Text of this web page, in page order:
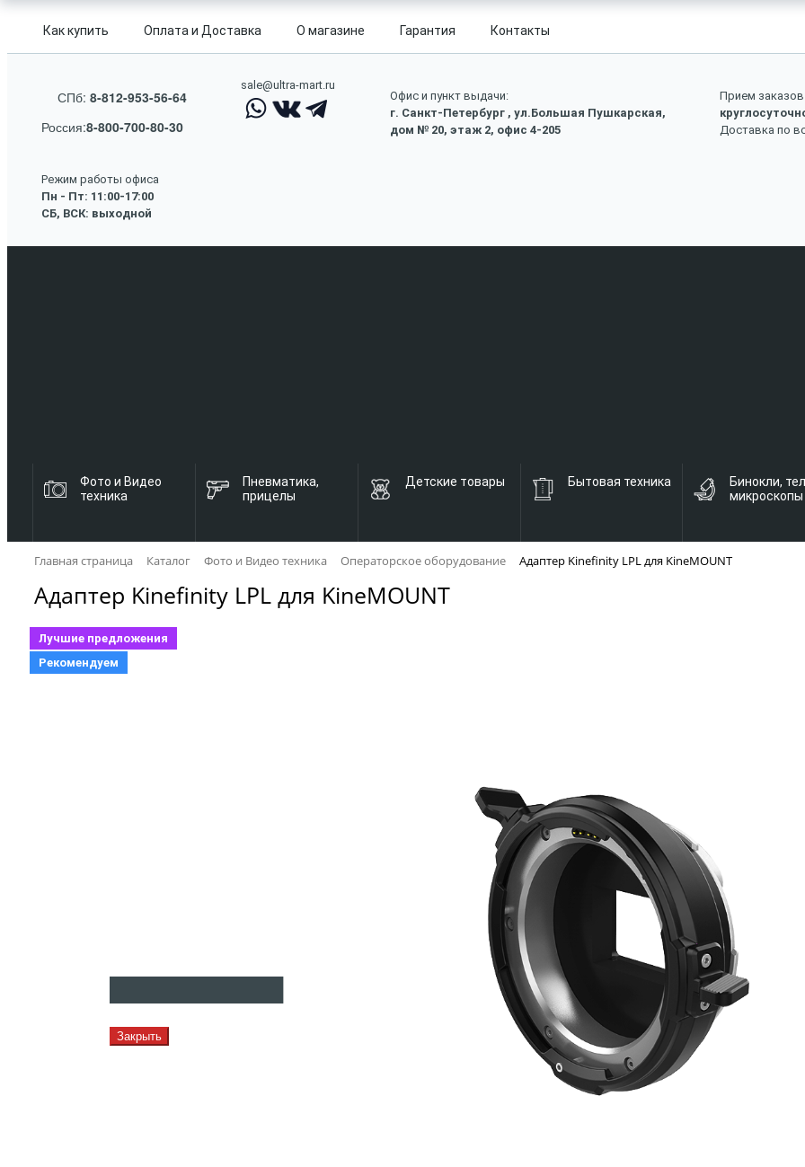
Как купить Оплата и Доставка О магазине Гарантия Контакты
СПб: 8-812-953-56-64
Россия:8-800-700-80-30
sale@ultra-mart.ru
Офис и пункт выдачи:
г. Санкт-Петербург , ул.Большая Пушкарская,
дом № 20, этаж 2, офис 4-205
Прием заказов
Доставка по
Режим работы офиса
Пн - Пт: 11:00-17:00
СБ, ВСК: выходной
Фото и Видео
техника
Пневматика,
прицелы
Детские товары Бытовая техника
Бинокли,
микроскопы
Главная страница Каталог Фото и Видео техника Операторское оборудование Адаптер Kinefinity LPL для KineMOUNT
Адаптер Kinefinity LPL для KineMOUNT
Лучшие предложения
Рекомендуем
Быстрый просмотр
Закрыть